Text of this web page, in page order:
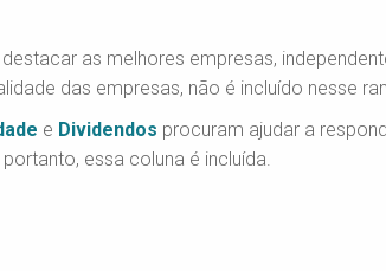
destacar as melhores empresas,
das empresas, não é incluído nesse
e Dividendos procuram ajudar a
essa coluna é incluída.